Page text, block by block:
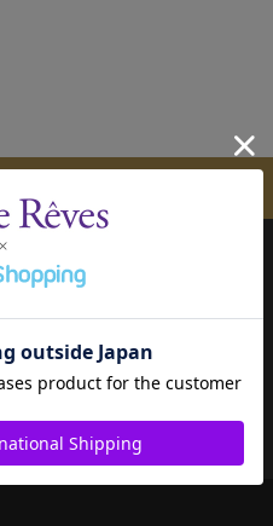
よくあるご質問
宝塚歌劇共通ID新規会員登録
ご利用規約